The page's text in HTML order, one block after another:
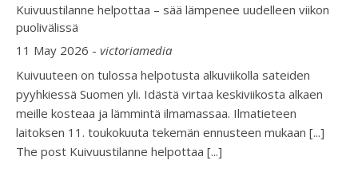
Kuivuustilanne helpottaa – sää lämpenee uudelleen viikon
puolivälissä
11 May 2026 - victoriamedia
Kuivuuteen on tulossa helpotusta alkuviikolla sateiden
pyyhkiessä Suomen yli. Idästä virtaa keskiviikosta alkaen
meille kosteaa ja lämmintä ilmamassaa. Ilmatieteen
laitoksen 11. toukokuuta tekemän ennusteen mukaan [...]
The post Kuivuustilanne helpottaa [...]